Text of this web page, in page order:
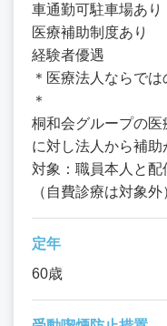
車通勤可駐車場あり
医療補助制度あり
経験者優遇
＊医療法人ならで
＊
桐和会グループの医
に対し法人から補助
対象：職員本人と配
（自費診療は対象外
定年
60歳